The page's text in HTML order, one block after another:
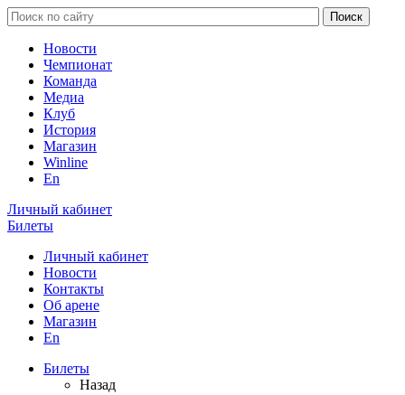
Новости
Чемпионат
Команда
Медиа
Клуб
История
Магазин
Winline
En
Личный кабинет
Билеты
Личный кабинет
Новости
Контакты
Об арене
Магазин
En
Билеты
Назад